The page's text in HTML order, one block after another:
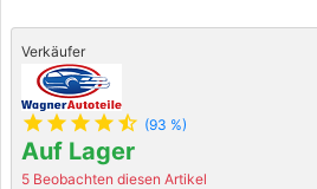
Verkäufer
star star star star star_half (93 %)
Auf Lager
5 Beobachten diesen Artikel